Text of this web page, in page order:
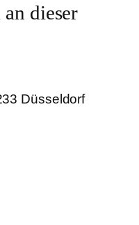
dieser
Düsseldorf